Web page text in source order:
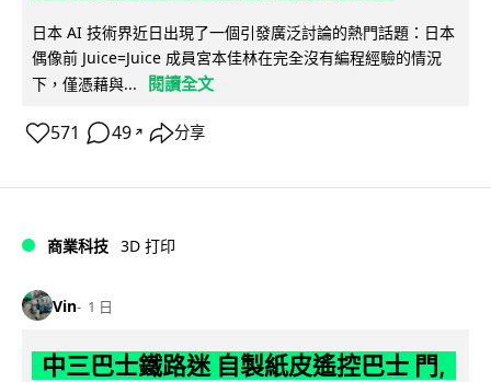
日本 AI 技術界近日出現了一個引發廣泛討論的熱門話題：日本
偶像前 Juice=Juice 成員宮本佳林在完全沒有編程經驗的情況
下，僅憑藉與...
閱讀全文
571 49 ↗ 分享
商業科技 3D 打印
Vin 1 日
中三巴士鐵路迷 自製紙皮遙控巴士 門,